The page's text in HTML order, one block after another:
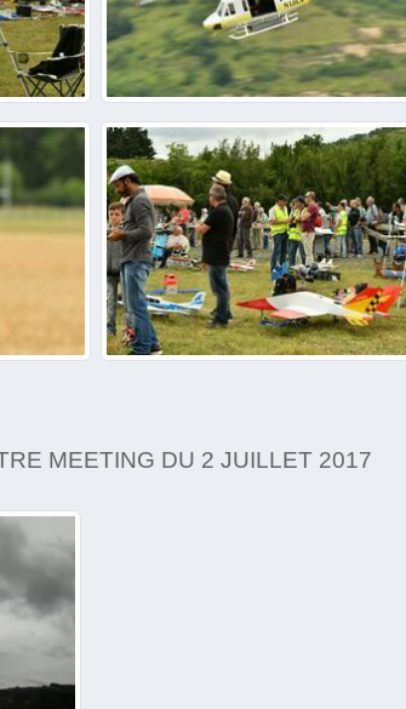
MEETING DU 2 JUILLET 2017